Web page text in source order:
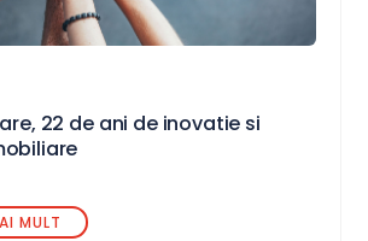
22 de ani de inovatie si
MULT